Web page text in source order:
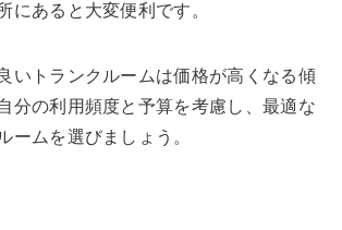
にあると大変便利です。
いトランクルームは価格が高くなる傾
分の利用頻度と予算を考慮し、最適な
ームを選びましょう。